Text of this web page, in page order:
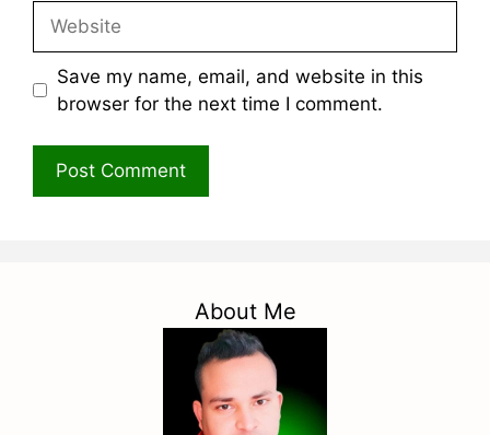
Save my name, email, and website in this
browser for the next time I comment.
About Me